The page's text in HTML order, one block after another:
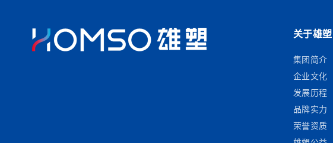
关于雄塑
集团简介
企业文化
发展历程
品牌实力
荣誉资质